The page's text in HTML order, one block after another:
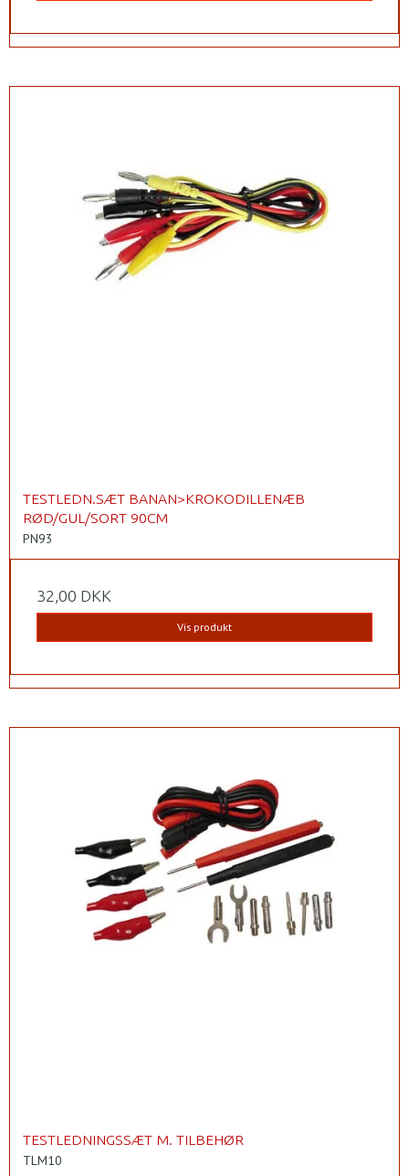
TESTLEDN.SÆT BANAN>KROKODILLENÆB
RØD/GUL/SORT 90CM
PN93
32,00 DKK
Vis produkt
TESTLEDNINGSSÆT M. TILBEHØR
TLM10